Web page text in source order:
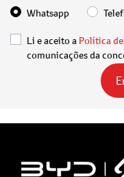
Whatsapp
Li e aceito a Política
comunicações da